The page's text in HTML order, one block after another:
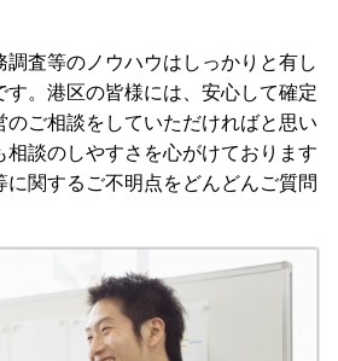
査等のノウハウはしっかりと有し
す。港区の皆様には、安心して確定
のご相談をしていただければと思い
相談のしやすさを心がけております
関するご不明点をどんどんご質問